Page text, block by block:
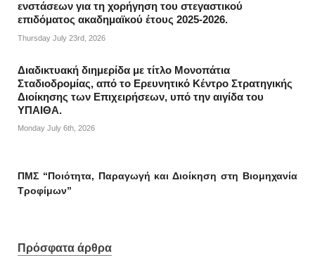
ενστάσεων για τη χορήγηση του στεγαστικού
επιδόματος ακαδημαϊκού έτους 2025-2026.
Thursday July 23rd, 2026
Διαδικτυακή διημερίδα με τίτλο Μονοπάτια
Σταδιοδρομίας, από το Ερευνητικό Κέντρο Στρατηγικής
Διοίκησης των Επιχειρήσεων, υπό την αιγίδα του
ΥΠΑΙΘΑ.
Monday July 6th, 2026
ΠΜΣ “Ποιότητα, Παραγωγή και Διοίκηση στη Βιομηχανία
Τροφίμων”
Πρόσφατα άρθρα